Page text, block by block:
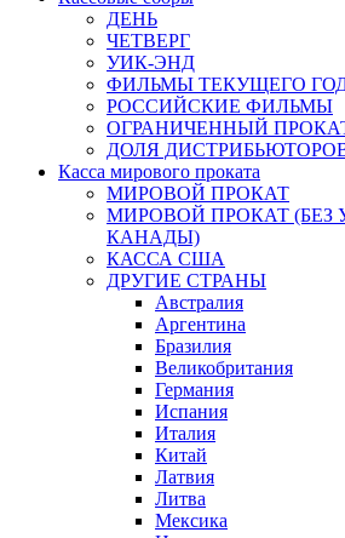
ДЕНЬ
ЧЕТВЕРГ
УИК-ЭНД
ФИЛЬМЫ ТЕКУЩЕГО
РОССИЙСКИЕ ФИЛЬМЫ
ОГРАНИЧЕННЫЙ
ДОЛЯ
Касса мирового проката
МИРОВОЙ ПРОКАТ
МИРОВОЙ ПРОКАТ (БЕЗ
КАНАДЫ)
КАССА США
ДРУГИЕ СТРАНЫ
Австралия
Аргентина
Бразилия
Великобритания
Германия
Испания
Италия
Китай
Латвия
Литва
Мексика